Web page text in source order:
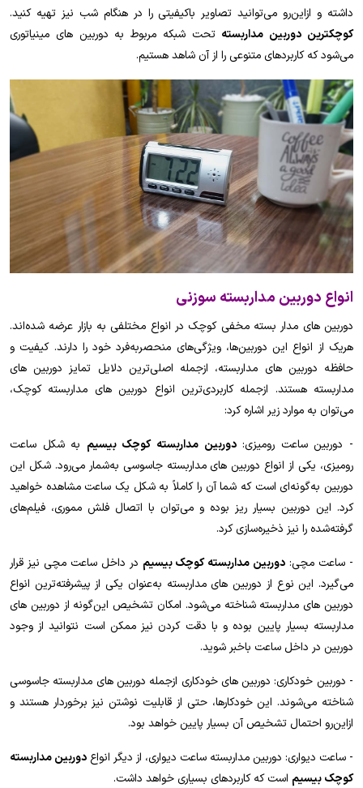
داشته و ازاین‌رو می‌توانید تصاویر باکیفیتی را در هنگام شب نیز تهیه کنید.
کوچکترین دوربین مداربسته تحت شبکه مربوط به دوربین های مینیاتوری
می‌شود که کاربردهای متنوعی را از آن شاهد هستیم.
انواع دوربین مداربسته سوزنی
دوربین های مدار بسته مخفی کوچک در انواع مختلفی به بازار عرضه شده‌اند.
هریک از انواع این دوربین‌ها، ویژگی‌های منحصربه‌فرد خود را دارند. کیفیت و
حافظه دوربین های مداربسته، ازجمله اصلی‌ترین دلایل تمایز دوربین های
مداربسته هستند. ازجمله کاربردی‌ترین انواع دوربین های مداربسته کوچک،
می‌توان به موارد زیر اشاره کرد:
- دوربین ساعت رومیزی:دوربین مداربسته کوچک بیسیم به شکل ساعت
رومیزی، یکی از انواع دوربین های مداربسته جاسوسی به‌شمار می‌رود. شکل این
دوربین به‌گونه‌ای است که شما آن را کاملاً به شکل یک ساعت مشاهده خواهید
کرد. این دوربین بسیار ریز بوده و می‌توان با اتصال فلش مموری، فیلم‌های
گرفته‌شده را نیز ذخیره‌سازی کرد.
- ساعت مچی: دوربین مداربسته کوچک بیسیم در داخل ساعت مچی نیز قرار
می‌گیرد. این نوع از دوربین های مداربسته به‌عنوان یکی از پیشرفته‌ترین انواع
دوربین های مداربسته شناخته می‌شود. امکان تشخیص این‌گونه از دوربین های
مداربسته بسیار پایین بوده و با دقت کردن نیز ممکن است نتوانید از وجود
دوربین در داخل ساعت باخبر شوید.
- دوربین خودکاری: دوربین های خودکاری ازجمله دوربین های مداربسته جاسوسی
شناخته می‌شوند. این خودکارها، حتی از قابلیت نوشتن نیز برخوردار هستند و
ازاین‌رو احتمال تشخیص آن بسیار پایین خواهد بود.
- ساعت دیواری: دوربین مداربسته ساعت دیواری، از دیگر انواع دوربین مداربسته
کوچک بیسیم است که کاربردهای بسیاری خواهد داشت.